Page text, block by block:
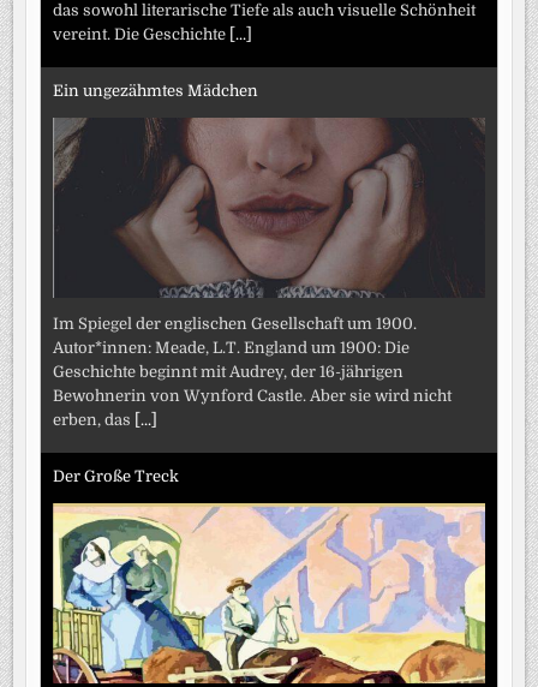
das sowohl literarische Tiefe als auch visuelle Schönheit
vereint. Die Geschichte [...]
Ein ungezähmtes Mädchen
Im Spiegel der englischen Gesellschaft um 1900.
Autor*innen: Meade, L.T. England um 1900: Die
Geschichte beginnt mit Audrey, der 16-jährigen
Bewohnerin von Wynford Castle. Aber sie wird nicht
erben, das [...]
Der Große Treck